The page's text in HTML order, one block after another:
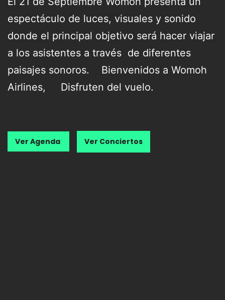
espectáculo de luces, visuales y sonido
donde el principal objetivo será hacer viajar
a los asistentes a través de diferentes
paisajes sonoros. Bienvenidos a Womoh
Airlines, Disfruten del vuelo.
Ver Agenda Ver Conciertos